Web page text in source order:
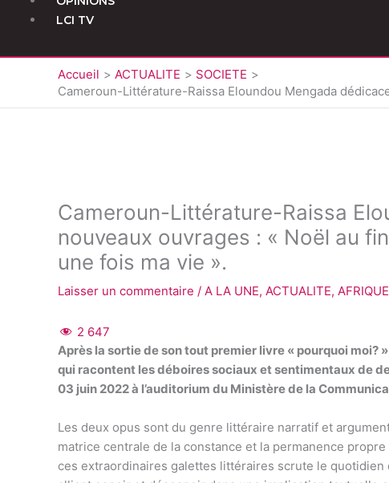
LCI TV
Accueil ACTUALITE
SOCIETE
Cameroun-Littérature-Raissa Eloundou Mengada
Cameroun-Littérature-Raissa
nouveaux ouvrages : « Noël au
une fois ma vie ».
Laisser un commentaire / A LA UNE, ACTUALITE,
2 647
Après la sortie de son tout premier livre « pourquoi
qui racontent les déboires sociaux et sentimentaux de
03 juin 2022 à l’auditorium du Ministère de la
Les deux opus sont du genre littéraire narratif et
matrice centrale de la constance et la permanence
ces extraordinaires galettes littéraires scrute le quotidien